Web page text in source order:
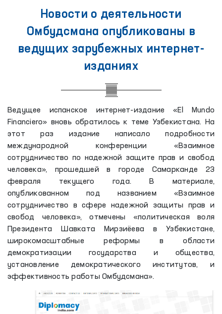
Новости о деятельности
Омбудсмана опубликованы в
ведущих зарубежных интернет-
изданиях
Ведущее испанское интернет-издание «El Mundo
Financiero» вновь обратилось к теме Узбекистана. На
этот раз издание написало подробности
международной конференции «Взаимное
сотрудничество по надежной защите прав и свобод
человека», прошедшей в городе Самарканде 23
февраля текущего года. В материале,
опубликованном под названием «Взаимное
сотрудничество в сфере надежной защиты прав и
свобод человека», отмечены «политическая воля
Президента Шавката Мирзиёева в Узбекистане,
широкомасштабные реформы в области
демократизации государства и общества,
установление демократического институтов, и
эффективность работы Омбудсмана».